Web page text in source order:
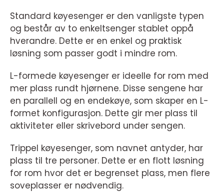
Standard køyesenger er den vanligste typen
og består av to enkeltsenger stablet oppå
hverandre. Dette er en enkel og praktisk
løsning som passer godt i mindre rom.
L-formede køyesenger er ideelle for rom med
mer plass rundt hjørnene. Disse sengene har
en parallell og en endekøye, som skaper en L-
formet konfigurasjon. Dette gir mer plass til
aktiviteter eller skrivebord under sengen.
Trippel køyesenger, som navnet antyder, har
plass til tre personer. Dette er en flott løsning
for rom hvor det er begrenset plass, men flere
soveplasser er nødvendig.